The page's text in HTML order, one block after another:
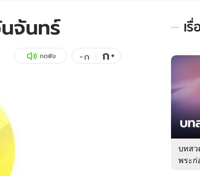
วัยรุ่น
รถยนต์
Tasteful Thailand
Sanook Choice
คลิป
พอดแคสต์
จันทร์
กดฟัง -ก ก+
เ
เรื่อง
ใน
รอบ
ของ
Sanook
ดูด
บทสว
พระก่